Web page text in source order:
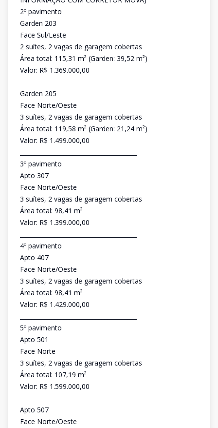
2º pavimento
Garden 203
Face Sul/Leste
2 suítes, 2 vagas de garagem cobertas
Área total: 115,31 m² (Garden: 39,52 m²)
Valor: R$ 1.369.000,00
Garden 205
Face Norte/Oeste
3 suítes, 2 vagas de garagem cobertas
Área total: 119,58 m² (Garden: 21,24 m²)
Valor: R$ 1.499.000,00
3º pavimento
Apto 307
Face Norte/Oeste
3 suítes, 2 vagas de garagem cobertas
Área total: 98,41 m²
Valor: R$ 1.399.000,00
4º pavimento
Apto 407
Face Norte/Oeste
3 suítes, 2 vagas de garagem cobertas
Área total: 98,41 m²
Valor: R$ 1.429.000,00
5º pavimento
Apto 501
Face Norte
3 suítes, 2 vagas de garagem cobertas
Área total: 107,19 m²
Valor: R$ 1.599.000,00
Apto 507
Face Norte/Oeste